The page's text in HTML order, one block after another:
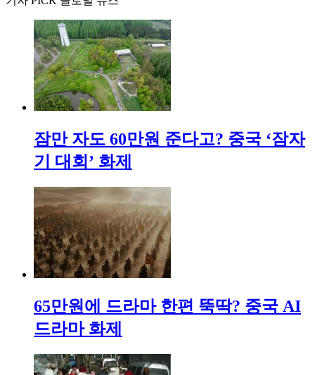
잠만 자도 60만원 준다고? 중국 ‘잠자
기 대회’ 화제
65만원에 드라마 한편 뚝딱? 중국 AI
드라마 화제